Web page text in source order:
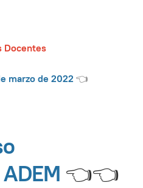
Docentes
marzo de 2022 👈
👈👈